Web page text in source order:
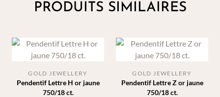
PRODUITS SIMILAIRES
Pendentif Lettre H or jaune
750/18 ct.
GOLD JEWELLERY
Pendentif Lettre Z or jaune
750/18 ct.
GOLD JEWELLERY